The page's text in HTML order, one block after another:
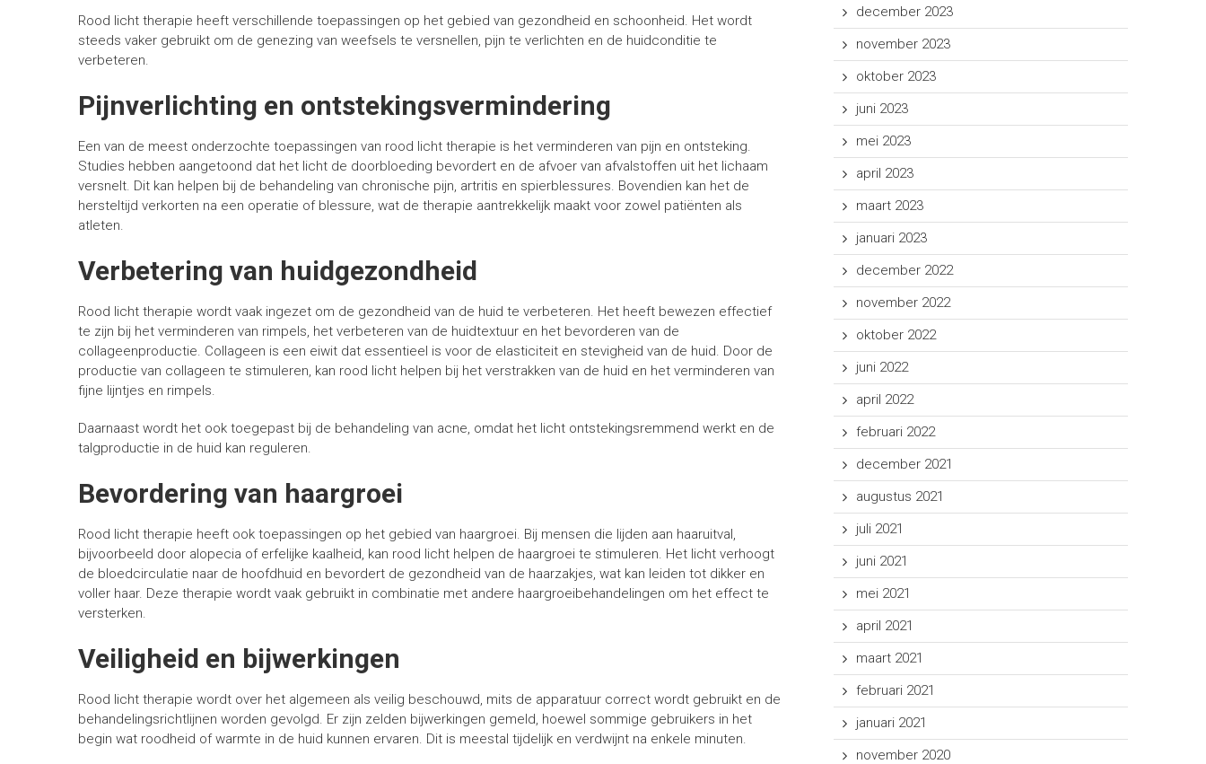
Rood licht therapie heeft verschillende toepassingen op het gebied van gezondheid en schoonheid. Het wordt
steeds vaker gebruikt om de genezing van weefsels te versnellen, pijn te verlichten en de huidconditie te
verbeteren.
Pijnverlichting en ontstekingsvermindering
Een van de meest onderzochte toepassingen van rood licht therapie is het verminderen van pijn en ontsteking.
Studies hebben aangetoond dat het licht de doorbloeding bevordert en de afvoer van afvalstoffen uit het lichaam
versnelt. Dit kan helpen bij de behandeling van chronische pijn, artritis en spierblessures. Bovendien kan het de
hersteltijd verkorten na een operatie of blessure, wat de therapie aantrekkelijk maakt voor zowel patiënten als
atleten.
Verbetering van huidgezondheid
Rood licht therapie wordt vaak ingezet om de gezondheid van de huid te verbeteren. Het heeft bewezen effectief
te zijn bij het verminderen van rimpels, het verbeteren van de huidtextuur en het bevorderen van de
collageenproductie. Collageen is een eiwit dat essentieel is voor de elasticiteit en stevigheid van de huid. Door de
productie van collageen te stimuleren, kan rood licht helpen bij het verstrakken van de huid en het verminderen van
fijne lijntjes en rimpels.
Daarnaast wordt het ook toegepast bij de behandeling van acne, omdat het licht ontstekingsremmend werkt en de
talgproductie in de huid kan reguleren.
Bevordering van haargroei
Rood licht therapie heeft ook toepassingen op het gebied van haargroei. Bij mensen die lijden aan haaruitval,
bijvoorbeeld door alopecia of erfelijke kaalheid, kan rood licht helpen de haargroei te stimuleren. Het licht verhoogt
de bloedcirculatie naar de hoofdhuid en bevordert de gezondheid van de haarzakjes, wat kan leiden tot dikker en
voller haar. Deze therapie wordt vaak gebruikt in combinatie met andere haargroeibehandelingen om het effect te
versterken.
Veiligheid en bijwerkingen
Rood licht therapie wordt over het algemeen als veilig beschouwd, mits de apparatuur correct wordt gebruikt en de
behandelingsrichtlijnen worden gevolgd. Er zijn zelden bijwerkingen gemeld, hoewel sommige gebruikers in het
begin wat roodheid of warmte in de huid kunnen ervaren. Dit is meestal tijdelijk en verdwijnt na enkele minuten.
december 2023
november 2023
oktober 2023
juni 2023
mei 2023
april 2023
maart 2023
januari 2023
december 2022
november 2022
oktober 2022
juni 2022
april 2022
februari 2022
december 2021
augustus 2021
juli 2021
juni 2021
mei 2021
april 2021
maart 2021
februari 2021
januari 2021
november 2020